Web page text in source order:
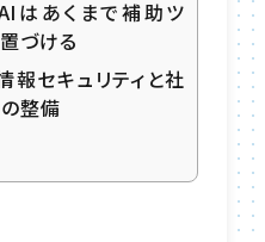
はあくまで補助ツ
づける
報セキュリティと社
整備